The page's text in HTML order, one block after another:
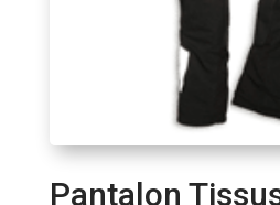
Pantalon